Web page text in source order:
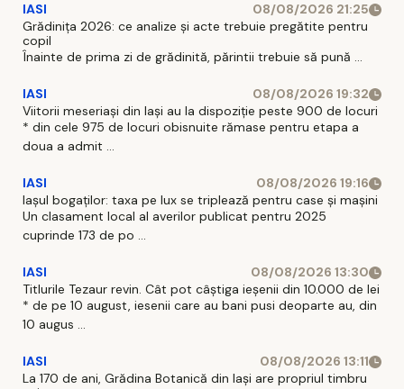
IASI
08/08/2026 21:25
Grădinița 2026: ce analize și acte trebuie pregătite pentru
copil
Înainte de prima zi de grădinită, părintii trebuie să pună ...
IASI
08/08/2026 19:32
Viitorii meseriași din Iași au la dispoziție peste 900 de locuri
* din cele 975 de locuri obisnuite rămase pentru etapa a
doua a admit ...
IASI
08/08/2026 19:16
Iașul bogaților: taxa pe lux se triplează pentru case și mașini
Un clasament local al averilor publicat pentru 2025
cuprinde 173 de po ...
IASI
08/08/2026 13:30
Titlurile Tezaur revin. Cât pot câștiga ieșenii din 10.000 de lei
* de pe 10 august, iesenii care au bani pusi deoparte au, din
10 augus ...
IASI
08/08/2026 13:11
La 170 de ani, Grădina Botanică din Iași are propriul timbru